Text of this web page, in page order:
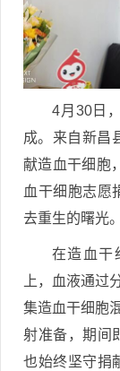
4月30日
成。来自新昌
献造血干细胞
血干细胞志愿
去重生的曙光。
在造血干
上，血液通过
集造血干细胞
射准备，期间
也始终坚守捐